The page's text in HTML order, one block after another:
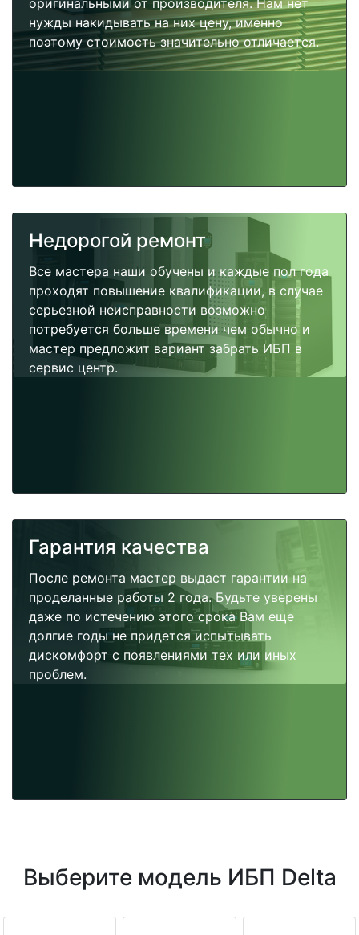
оригинальными от производителя. Нам нет
нужды накидывать на них цену, именно
поэтому стоимость значительно отличается.
Недорогой ремонт
Все мастера наши обучены и каждые пол года
проходят повышение квалификации, в случае
серьезной неисправности возможно
потребуется больше времени чем обычно и
мастер предложит вариант забрать ИБП в
сервис центр.
Гарантия качества
После ремонта мастер выдаст гарантии на
проделанные работы 2 года. Будьте уверены
даже по истечению этого срока Вам еще
долгие годы не придется испытывать
дискомфорт с появлениями тех или иных
проблем.
Выберите модель ИБП Delta